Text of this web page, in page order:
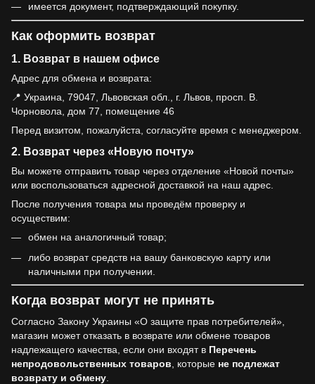
имеется документ, подтверждающий покупку.
Как оформить возврат
1. Возврат в нашем офисе
Адрес для обмена и возврата:
📍 Украина, 79047, Львовская обл., г. Львов, просп. В.
Чорновола, дом 77, помещение 46
Перед визитом, пожалуйста, согласуйте время с менеджером.
2. Возврат через «Новую почту»
Вы можете отправить товар через отделение «Новой почты»
или воспользоваться адресной доставкой на наш адрес.
После получения товара мы проведём проверку и
осуществим:
обмен на аналогичный товар;
либо возврат средств на вашу банковскую карту или
наличными при получении.
Когда возврат могут не принять
Согласно Закону Украины «О защите прав потребителей»,
магазин может отказать в возврате или обмене товаров
надлежащего качества, если они входят в Перечень
непродовольственных товаров , которые не подлежат
возврату и обмену